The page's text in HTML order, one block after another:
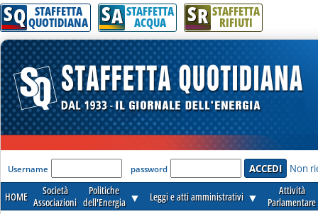
SQ STAFFETTA
QUOTIDIANA SA STAFFETTA
ACQUA SR STAFFETTA
RIFIUTI
'Modulo Login per accedere'
Username password Non
HOME
Società
Associazioni
Politiche
dell'Energia ▼ Leggi e atti amministrativi ▼
Attività
Parlamentare